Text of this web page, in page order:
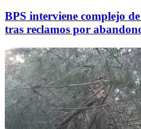
BPS interviene complejo
tras reclamos por